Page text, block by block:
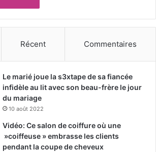
Récent Commentaires
Le marié joue la s3xtape de sa fiancée
infidèle au lit avec son beau-frère le jour
du mariage
10 août 2022
Vidéo: Ce salon de coiffure où une
»coiffeuse » embrasse les clients
pendant la coupe de cheveux